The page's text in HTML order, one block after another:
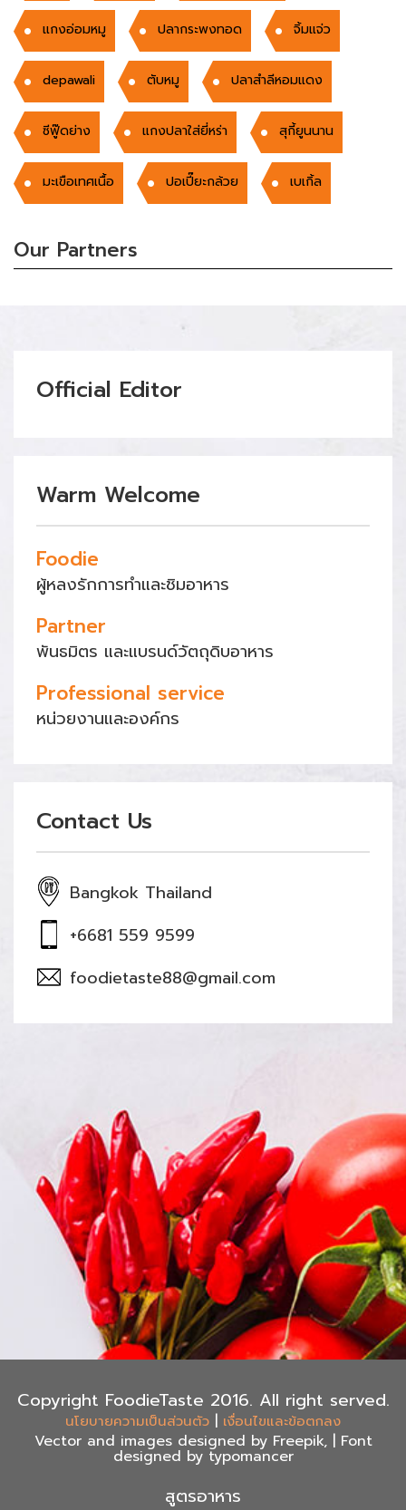
แกงอ่อมหมู ปลากระพงทอด จิ้มแจ่ว
depawali ตับหมู ปลาสำลีหอมแดง
ซีฟู๊ดย่าง แกงปลาใส่ยี่หร่า สุกี้ยูนนาน
มะเขือเทศเนื้อ ปอเปี๊ยะกล้วย เบเกิ้ล
Our Partners
Official Editor
Warm Welcome
Foodie
ผู้หลงรักการทำและชิมอาหาร
Partner
พันธมิตร และแบรนด์วัตถุดิบอาหาร
Professional service
หน่วยงานและองค์กร
Contact Us
Bangkok Thailand
+6681 559 9599
foodietaste88@gmail.com
Copyright FoodieTaste 2016. All right served.
นโยบายความเป็นส่วนตัว | เงื่อนไขและข้อตกลง
Vector and images designed by Freepik, | Font
designed by typomancer
สูตรอาหาร